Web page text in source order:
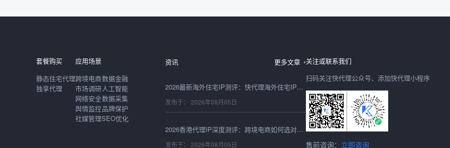
套餐购买
静态住宅代理
独享代理
应用场景
跨境电商
市场调研
网络安全
舆情监控
社媒管理
数据金融
人工智能
数据采集
品牌保护
SEO优化
资讯 更多文章
发布于： 2026年08月06日
发布于： 2026年08月05日
2026最新海外住宅IP测评：快代理海外住宅IP跨境适配与性能实测
发布于： 2026年08月05日
2026香港代理IP深度测评：跨境电商如何选对高速稳定的节点？
发布于： 2026年08月05日
关注或联系我们
扫码关注快代理公众号、添加快代理小程序
售前咨询： 立即咨询